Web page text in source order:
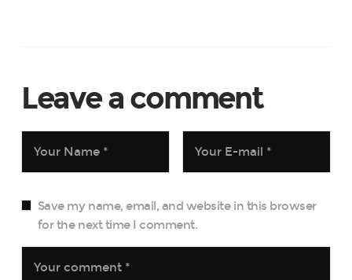
Leave a comment
Save my name, email, and website in this browser
for the next time I comment.